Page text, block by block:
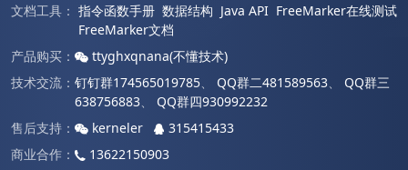
文档工具： 指令函数手册 数据结构 Java API FreeMarker在线测试
FreeMarker文档
产品购买：
ttyghxqnana(不懂技术)
技术交流： 钉钉群174565019785、 QQ群二481589563、 QQ群三
638756883、 QQ群四930992232
售后支持：
kerneler
315415433
商业合作：
13622150903